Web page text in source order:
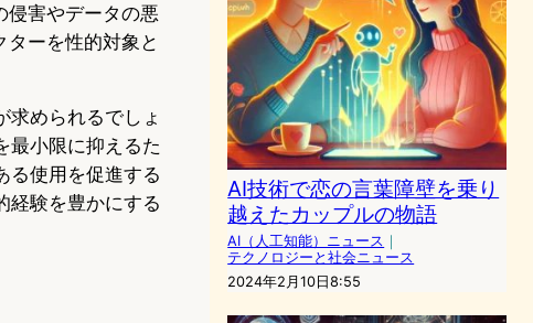
侵害やデータの悪
ーを性的対象と
求められるでしょ
最小限に抑えるた
る使用を促進する
経験を豊かにする
AI技術で恋の言葉障壁を乗り
越えたカップルの物語
AI（人工知能）ニュース ｜
テクノロジーと社会ニュース
2024年2月10日8:55